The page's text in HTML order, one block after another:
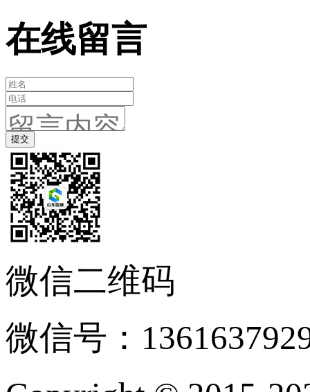
在线留言
微信二维码
微信号：